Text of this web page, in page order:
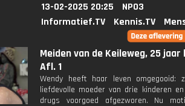
13-02-2025 20:25
NPO3
Informatief.TV
Kennis.TV
Meiden van de Keileweg, 25
Afl. 1
Wendy heeft haar leven omgegooid:
liefdevolle moeder van drie kinderen
drugs voorgoed afgezworen. Nu